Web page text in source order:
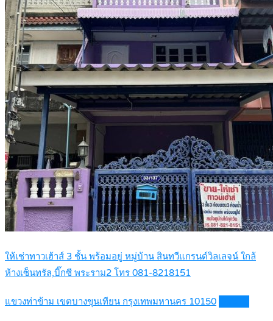
ให้เช่าทาวเฮ้าส์ 3 ชั้น พร้อมอยู่ หมู่บ้าน สินทวีแกรนด์วิลเลจน์ ใกล้
ห้างเซ็นทรัล,บิ๊กซี พระราม2 โทร 081-8218151
แขวงท่าข้าม เขตบางขุนเทียน กรุงเทพมหานคร 10150